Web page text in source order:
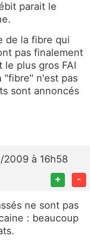
parait le
de la fibre qui
pas finalement
plus gros FAI
"fibre" n'est pas
sont annoncés
2009 à 16h58
+ -
ne sont pas
: beaucoup